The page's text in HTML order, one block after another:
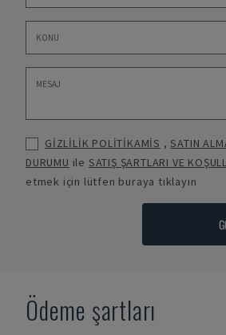
GİZLİLİK POLİTİKAMİS ,SATIN
DURUMU ile SATIŞ ŞARTLARI VE
etmek için lütfen buraya tıklayın
Ödeme şartları